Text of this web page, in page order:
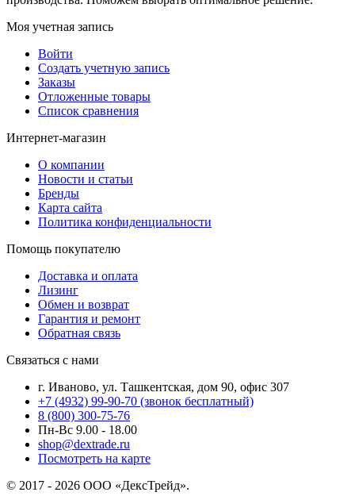
Моя учетная запись
Войти
Создать учетную запись
Заказы
Отложенные товары
Список сравнения
Интернет-магазин
О компании
Новости и статьи
Бренды
Карта сайта
Политика конфиденциальности
Помощь покупателю
Доставка и оплата
Лизинг
Обмен и возврат
Гарантия и ремонт
Обратная связь
Связаться с нами
г. Иваново, ул. Ташкентская, дом 90, офис 307
+7 (4932) 99-90-70 (звонок бесплатный)
8 (800) 300-75-76
Пн-Вс 9.00 - 18.00
shop@dextrade.ru
Посмотреть на карте
© 2017 - 2026 ООО «ДексТрейд».